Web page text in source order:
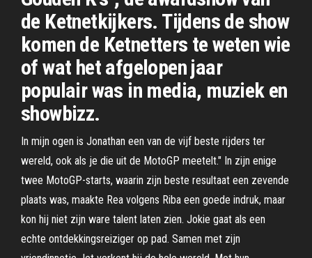
de Ketnetkijkers. Tijdens de show
komen de Ketnetters te weten wie
of wat het afgelopen jaar
populair was in media, muziek en
showbizz.
In mijn ogen is Jonathan een van de vijf beste rijders ter
wereld, ook als je die uit de MotoGP meetelt." In zijn enige
twee MotoGP-starts, waarin zijn beste resultaat een zevende
plaats was, maakte Rea volgens Riba een goede indruk, maar
kon hij niet zijn ware talent laten zien. Jokie gaat als een
echte ontdekkingsreiziger op pad. Samen met zijn